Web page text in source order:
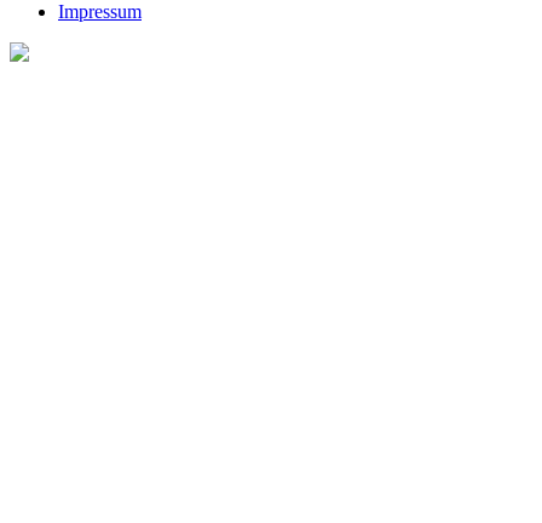
Impressum